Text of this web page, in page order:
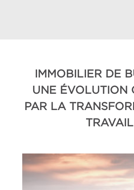
IMMOBILIER DE
UNE ÉVOLUTION
PAR LA